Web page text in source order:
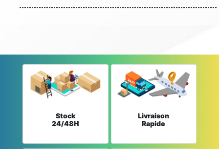
Stock
24/48H
Livraison
Rapide